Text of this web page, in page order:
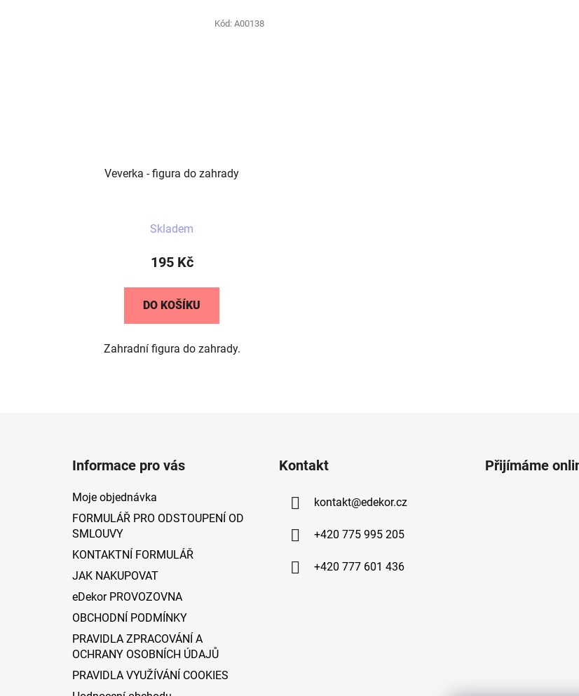
Veverka - figura do zahrady
Skladem
195 Kč
DO KOŠÍKU
Zahradní figura do zahrady.
Kód: A00138
Informace pro vás
Moje objednávka
FORMULÁŘ PRO ODSTOUPENÍ OD
SMLOUVY
KONTAKTNÍ FORMULÁŘ
JAK NAKUPOVAT
eDekor PROVOZOVNA
OBCHODNÍ PODMÍNKY
PRAVIDLA ZPRACOVÁNÍ A
OCHRANY OSOBNÍCH ÚDAJŮ
PRAVIDLA VYUŽÍVÁNÍ COOKIES
Kontakt
kontakt@edekor.cz
+420 775 995 205
+420 777 601 436
Přijímáme